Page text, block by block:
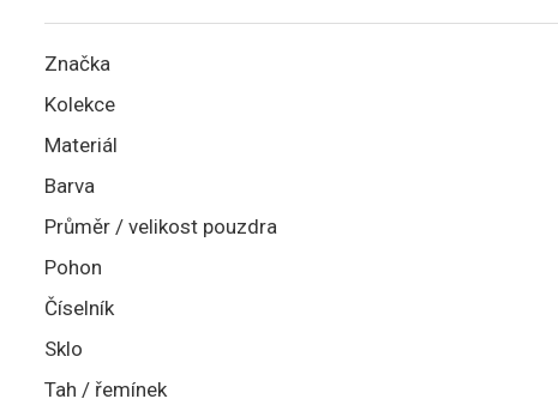
Značka
Kolekce
Materiál
Barva
Průměr / velikost pouzdra
Pohon
Číselník
Sklo
Tah / řemínek